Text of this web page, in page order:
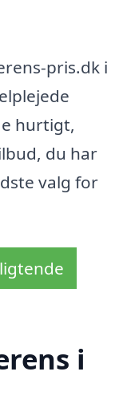
pris.dk i
hurtigt,
du har
valg for
i